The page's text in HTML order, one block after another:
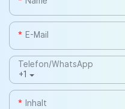
E-Mail
+1
Telefon/WhatsApp
Inhalt